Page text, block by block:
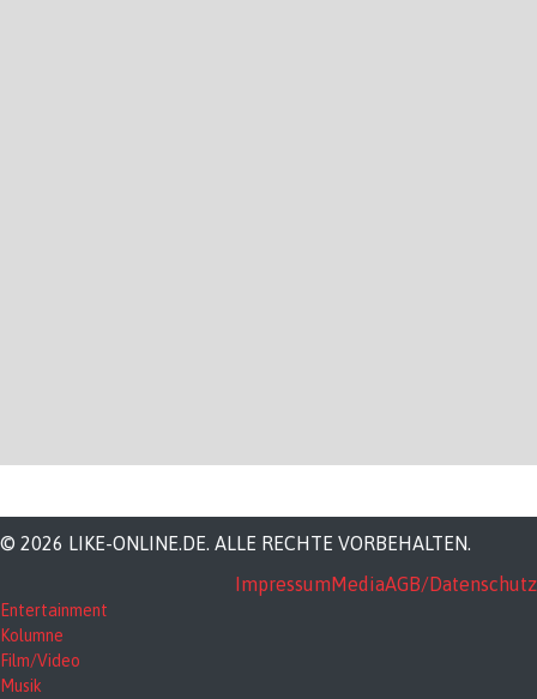
© 2026 LIKE-ONLINE.DE. ALLE RECHTE VORBEHALTEN.
ImpressumMediaAGB/Datenschutz
Entertainment
Kolumne
Film/Video
Musik